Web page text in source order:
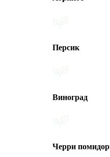
Виноград
Черри помидоры